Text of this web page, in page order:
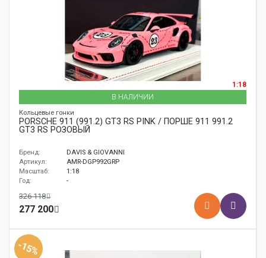
1:18
В НАЛИЧИИ
Кольцевые гонки
PORSCHE 911 (991.2) GT3 RS PINK / ПОРШЕ 911 991.2
GT3 RS РОЗОВЫЙ
Бренд:
DAVIS & GIOVANNI
Артикул:
AMR-DGP992GRP
Масштаб:
1:18
Год:
-
326 118
277 200
-15%